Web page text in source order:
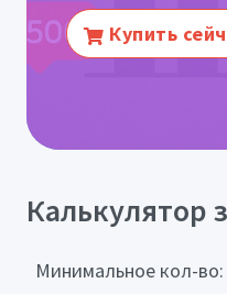
Купить
Калькулятор
Минимальное кол-во: